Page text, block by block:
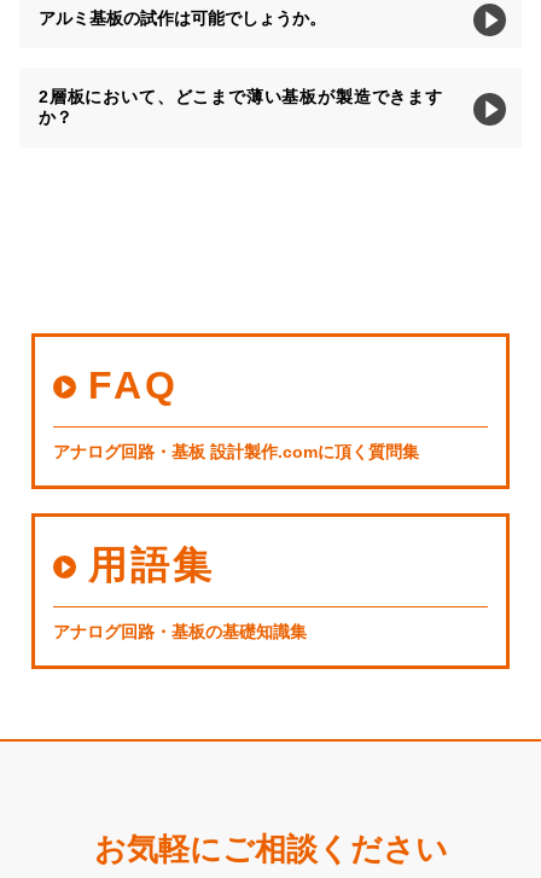
アルミ基板の試作は可能でしょうか。
2層板において、どこまで薄い基板が製造できます
か？
FAQ
アナログ回路・基板 設計製作.comに頂く質問集
用語集
アナログ回路・基板の基礎知識集
お気軽にご相談ください